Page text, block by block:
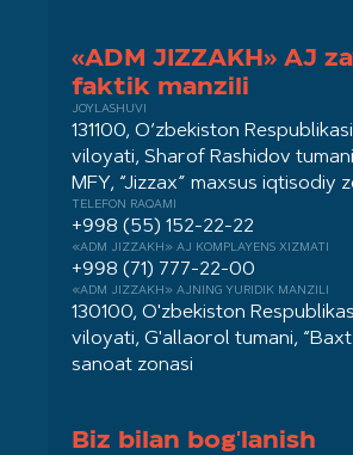
«ADM JIZZAKH» AJ
faktik manzili
JOYLASHUVI
131100, O‘zbekiston
viloyati, Sharof Rashidov tumani,
MFY, “Jizzax” maxsus iqtisodiy
TELEFON RAQAMI
+998 (55) 152-22-22
«ADM JIZZAKH» AJ KOMPLAYENS XIZMATI
+998 (71) 777-22-00
«ADM JIZZAKH» AJNING YURIDIK MANZILI
130100, O'zbekiston
viloyati, G'allaorol tumani,
sanoat zonasi
Biz bilan bog'lanish